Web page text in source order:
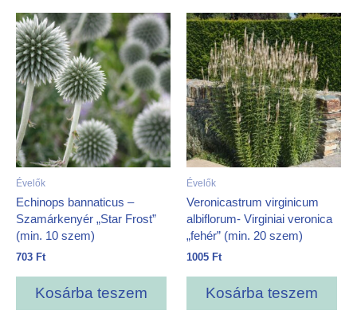
Évelők
Echinops bannaticus –
Szamárkenyér „Star Frost”
(min. 10 szem)
703 Ft
Kosárba teszem
Évelők
Veronicastrum virginicum
albiflorum- Virginiai veronica
„fehér” (min. 20 szem)
1005 Ft
Kosárba teszem